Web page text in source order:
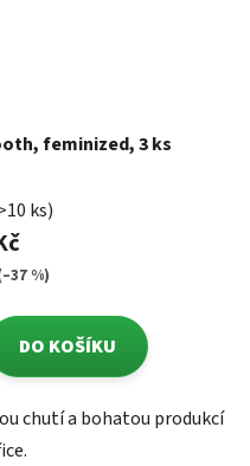
feminized, 3 ks
ks)
%)
DO KOŠÍKU
chutí a bohatou produkcí